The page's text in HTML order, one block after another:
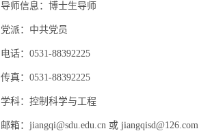
导师信息：博士生导师
党派：中共党员
电话： 0531-88392225
传真： 0531-88392225
学科：控制科学与工程
邮箱：jiangqi@sdu.edu.cn 或 jiangqisd@126.com